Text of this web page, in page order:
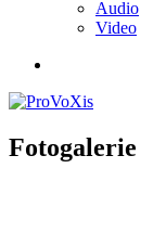
Audio
Video
Fotogalerie